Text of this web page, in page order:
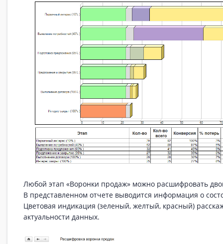
Любой этап «Воронки продаж» можно расшифровать
В представленном отчете выводится информация о
Цветовая индикация (зеленый, желтый, красный)
актуальности данных.